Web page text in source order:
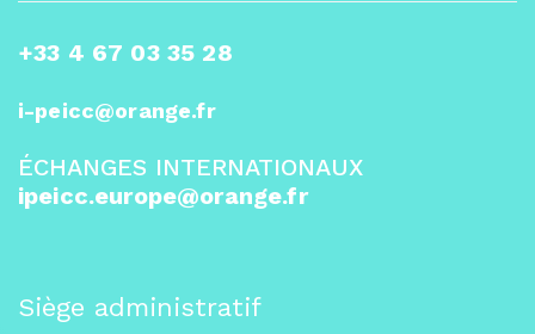
+33 4 67 03 35 28
i-peicc@orange.fr
ÉCHANGES INTERNATIONAUX
ipeicc.europe@orange.fr
Siège administratif